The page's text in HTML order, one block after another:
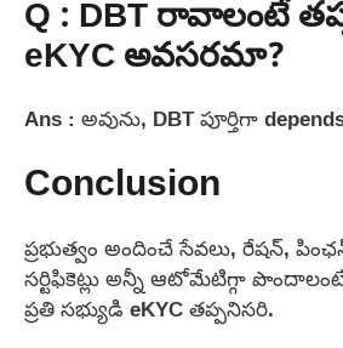
Q : DBT రావాలంటే
eKYC అవసరమా?
Ans : అవును, DBT పూర్తిగా
Conclusion
ప్రభుత్వం అందించే సేవలు, రేషన్,
సర్టిఫికెట్లు అన్నీ ఆటోమేటిగ్గా
ప్రతి సభ్యుడి eKYC తప్పనిసరి.